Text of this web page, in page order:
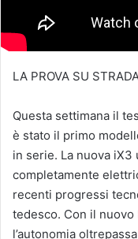
LA PROVA SU
Questa settimana il
è stato il primo
in serie. La nuova
completamente
recenti progressi
tedesco. Con il
l’autonomia